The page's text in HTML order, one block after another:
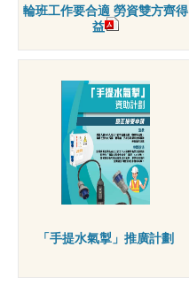
輪班工作要合適 勞資雙方齊得
益
「手提水氣掣」推廣計劃